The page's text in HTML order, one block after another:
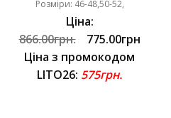
Розміри: 46-48,50-52,
Ціна:
866.00грн.
775.00грн
Ціна з промокодом
LITO26: 575грн.